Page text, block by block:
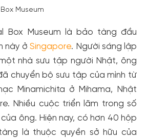
Box Museum là bảo tàng đầu
này ởSingapore. Người sáng lập
nhà sưu tập người Nhật, ông
chuyển bộ sưu tập của mình từ
Minamichita ở Mihama, Nhật
Nhiều cuộc triển lãm trong số
ông. Hiện nay, có hơn 40 hộp
là thuộc quyền sở hữu của